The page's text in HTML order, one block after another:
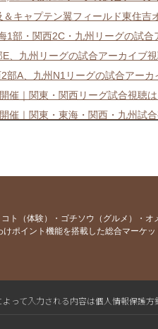
＆キャプテン翼フィールド東住吉
1部・関西2C・九州リーグの試合
、九州リーグの試合アーカイブ視
A、九州N1リーグの試合アーカ
催｜関東・関西リーグ試合視聴は
催｜関東・東海・関西・九州試
｜関東・関西・九州試合視聴は
催｜関東・東海・関西・九州試
催｜関東・関西・九州試合視聴は
ト（体験）・ゴチソウ（グルメ）・
ポイント機能を搭載した総合マーケッ
って入力される内容は個人情報保護